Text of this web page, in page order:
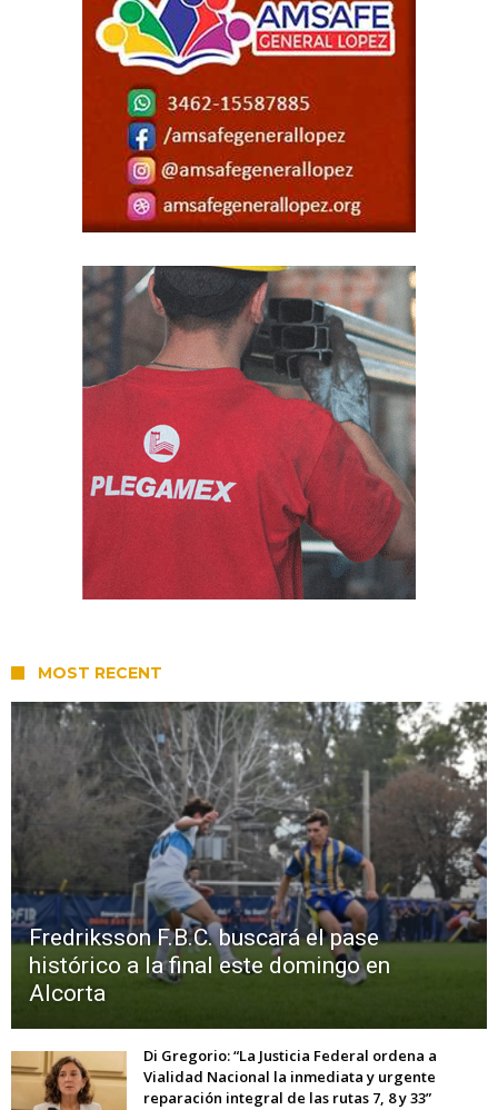
MOST RECENT
Fredriksson F.B.C. buscará el pase
histórico a la final este domingo en
Alcorta
Di Gregorio: “La Justicia Federal ordena a
Vialidad Nacional la inmediata y urgente
reparación integral de las rutas 7, 8 y 33”